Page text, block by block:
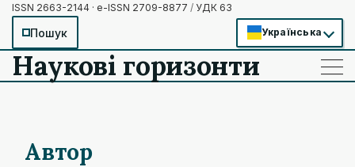
ISSN 2663-2144 · e-ISSN 2709-8877 / УДК 63
Пошук Українська
Наукові горизонти ——
——
——
Автор